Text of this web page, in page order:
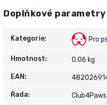
Doplňkové parametry
Kategorie: Pro
Hmotnost: 0.06 kg
EAN :
Řada: